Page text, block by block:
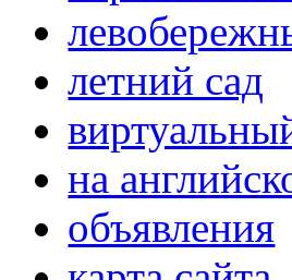
летний сад
на
объявления